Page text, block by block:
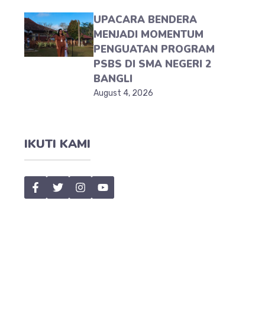
UPACARA BENDERA
MENJADI MOMENTUM
PENGUATAN PROGRAM
PSBS DI SMA NEGERI 2
BANGLI
August 4, 2026
IKUTI KAMI